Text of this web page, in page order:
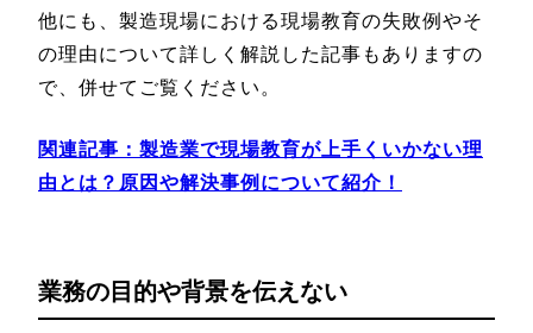
他にも、製造現場における現場教育の失敗例やそ
の理由について詳しく解説した記事もありますの
で、併せてご覧ください。
関連記事： 製造業で現場教育が上手くいかない理
由とは？原因や解決事例について紹介！
業務の目的や背景を伝えない